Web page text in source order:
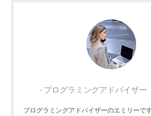
-プログラミングアドバイザー
プログラミングアドバイザーのエミリーで